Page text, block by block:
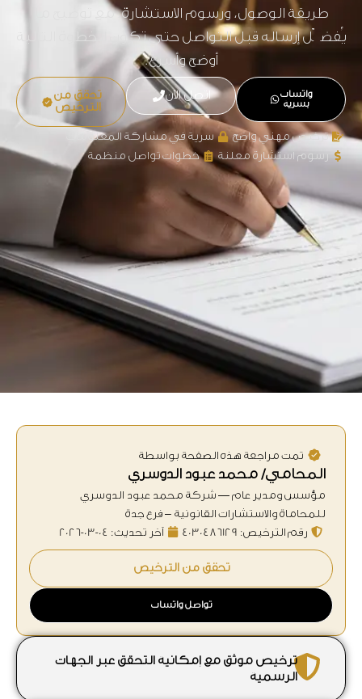
طريقة الوصول، ورسوم الاستشارة، مع توضيح ما
يُفضّل إرساله قبل التواصل حتى تكون الخطوة التالية
أوضح وأسرع.
واتساب
بسرية
اتصل الآن
تحقق من
الترخيص
ترخيص مهني واضح
سرية في مشاركة المعلومات
رسوم استشارة معلنة
خطوات تواصل منظمة
تمت مراجعة هذه الصفحة بواسطة
المحامي/ محمد عبود الدوسري
مؤسس ومدير عام — شركة محمد عبود الدوسري
للمحاماة والاستشارات القانونية – فرع جدة
رقم الترخيص: 4030486129
آخر تحديث: 04-03-2026
تحقق من الترخيص
تواصل واتساب
ترخيص موثق مع إمكانية التحقق عبر الجهات
الرسمية